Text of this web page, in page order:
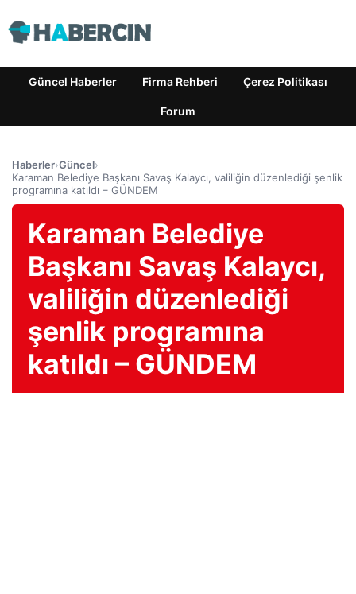
Güncel Haberler Firma Rehberi Çerez Politikası
Forum
Haberler›Güncel›
Karaman Belediye Başkanı Savaş Kalaycı, valiliğin düzenlediği şenlik
programına katıldı – GÜNDEM
Karaman Belediye
Başkanı Savaş Kalaycı,
valiliğin düzenlediği
şenlik programına
katıldı – GÜNDEM